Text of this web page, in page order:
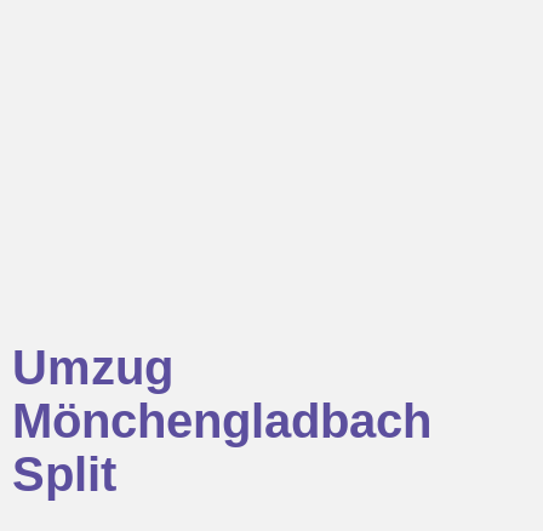
Umzug
Mönchengladbach
Split